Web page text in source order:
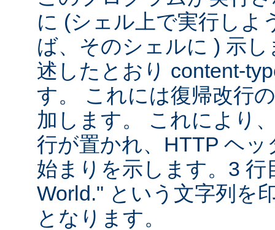
に (シェル上で実行しよ
ば、そのシェルに ) 示
述したとおり content-
す。 これには復帰改行
加します。 これにより
行が置かれ、HTTP ヘ
始まりを示します。3 行
World." という文字列を
となります。